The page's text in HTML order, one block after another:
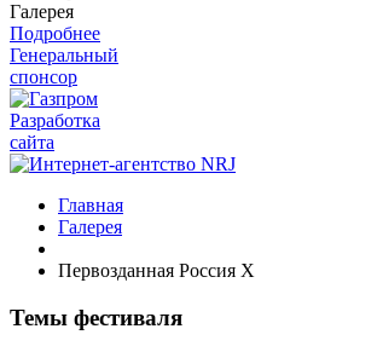
Галерея
Подробнее
Генеральный
спонсор
Разработка
сайта
Главная
Галерея
Первозданная Россия X
Темы фестиваля